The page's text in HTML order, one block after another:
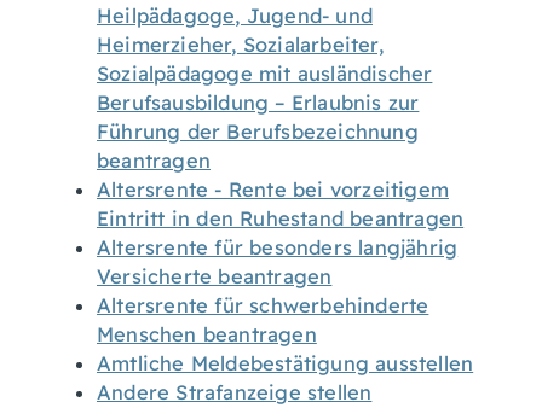
Heilpädagoge, Jugend- und
Heimerzieher, Sozialarbeiter,
Sozialpädagoge mit ausländischer
Berufsausbildung – Erlaubnis zur
Führung der Berufsbezeichnung
beantragen
Altersrente - Rente bei vorzeitigem
Eintritt in den Ruhestand beantragen
Altersrente für besonders langjährig
Versicherte beantragen
Altersrente für schwerbehinderte
Menschen beantragen
Amtliche Meldebestätigung ausstellen
Andere Strafanzeige stellen